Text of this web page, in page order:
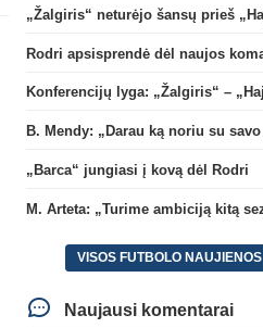
„Barca“ jungiasi į kovą dėl Rodri
VISOS FUTBOLO NAUJIENOS
Naujausi komentarai